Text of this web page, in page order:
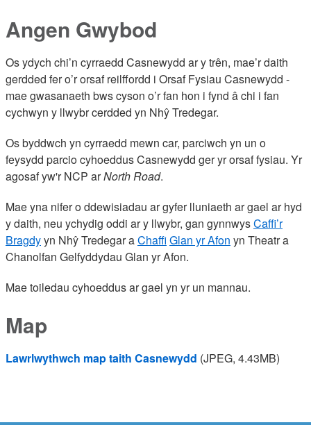
Angen Gwybod
Os ydych chi’n cyrraedd Casnewydd ar y trên, mae’r daith
gerdded fer o’r orsaf reilffordd i Orsaf Fysiau Casnewydd -
mae gwasanaeth bws cyson o’r fan hon i fynd â chi i fan
cychwyn y llwybr cerdded yn Nhŷ Tredegar.
Os byddwch yn cyrraedd mewn car, parciwch yn un o
feysydd parcio cyhoeddus Casnewydd ger yr orsaf fysiau. Yr
agosaf yw'r NCP arNorth Road.
Mae yna nifer o ddewisiadau ar gyfer lluniaeth ar gael ar hyd
y daith, neu ychydig oddi ar y llwybr, gan gynnwysCaffi’r
Bragdyyn Nhŷ Tredegar aChaffiGlan yr Afon yn Theatr a
Chanolfan Gelfyddydau Glan yr Afon.
Mae toiledau cyhoeddus ar gael yn yr un mannau.
Map
Lawrlwythwch map taith Casnewydd (JPEG, 4.43MB)